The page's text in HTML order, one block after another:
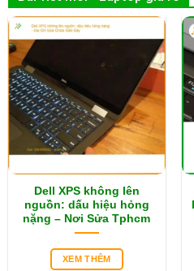
Dell XPS không lên
nguồn: dấu hiệu hỏng
nặng – Nơi Sửa Tphcm
XEM THÊM